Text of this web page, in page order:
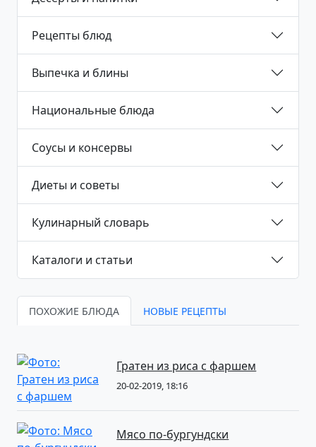
Рецепты блюд
Выпечка и блины
Национальные блюда
Соусы и консервы
Диеты и советы
Кулинарный словарь
Каталоги и статьи
ПОХОЖИЕ БЛЮДА НОВЫЕ РЕЦЕПТЫ
Гратен из риса с фаршем
20-02-2019, 18:16
Мясо по-бургундски